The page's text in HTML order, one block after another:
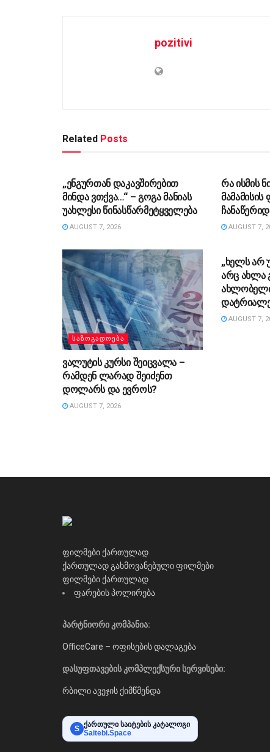
pozitivi
Related Posts
„ენგურთან დაკავშირებით
მინდა ვთქვა…“ – გოგა მანიას
უახლესი წინასწარმეტყველება
AUGUST 7, 2026
რა ისმის
AUGUST 7,
ᲡᲐᲖᲝᲒᲐᲓᲝᲔᲑᲐ
ვალუტის კურსი შეიცვალა –
რამდენ ლარად შეიძენთ
დოლარს და ევროს?
AUGUST 7, 2026
„ხელს არ
არც ახლა
AUGUST 7,
ფილმები ქართულად
ქართულად გახმოვანებული ფილმები
ფილმები ქართულად
ფარების პოლირება
პარტნიორი კომპანია:
OfficeCare – ოფისების დალაგება
დასუფთავების კომპლექსური სერვისები:
რბილი ავეჯის ქიმწმენდა
S ქართული საიტების კატალოგი
Saitebi.Space